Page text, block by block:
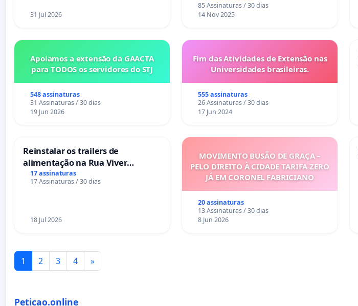
31 Jul 2026
compra a omissão do Congresso.
85 Assinaturas / 30 dias
14 Nov 2025
Apoiamos a extensão da GAACTA
para TODOS os servidores do STJ
548 assinaturas
31 Assinaturas / 30 dias
19 Jun 2026
Fim das Atividades de Extensão nas
Universidades brasileiras.
555 assinaturas
26 Assinaturas / 30 dias
17 Jun 2024
Reinstalar os trailers de
alimentação na Rua Viver
Salvador
17 assinaturas
17 Assinaturas / 30 dias
18 Jul 2026
MOVIMENTO BUSÃO DE GRAÇA –
PELO DIREITO À CIDADE TARIFA ZERO
JÁ EM CORONEL FABRICIANO
20 assinaturas
13 Assinaturas / 30 dias
8 Jun 2026
1 2 3 4 »
Peticao.online